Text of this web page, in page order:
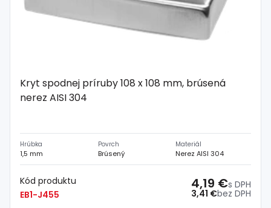
Kryt spodnej príruby 108 x 108 mm, brúsená
nerez AISI 304
Hrúbka
1,5 mm
Povrch
Brúsený
Materiál
Nerez AISI 304
Kód produktu
EB1-J455
3,41 €bez DPH
4,19 €s DPH